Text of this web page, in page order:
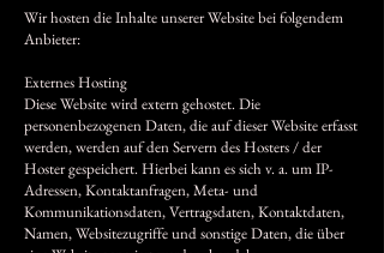
Wir hosten die Inhalte unserer Website bei folgendem
Anbieter:
Externes Hosting
Diese Website wird extern gehostet. Die
personenbezogenen Daten, die auf dieser Website erfasst
werden, werden auf den Servern des Hosters / der
Hoster gespeichert. Hierbei kann es sich v. a. um IP-
Adressen, Kontaktanfragen, Meta- und
Kommunikationsdaten, Vertragsdaten, Kontaktdaten,
Namen, Websitezugriffe und sonstige Daten, die über